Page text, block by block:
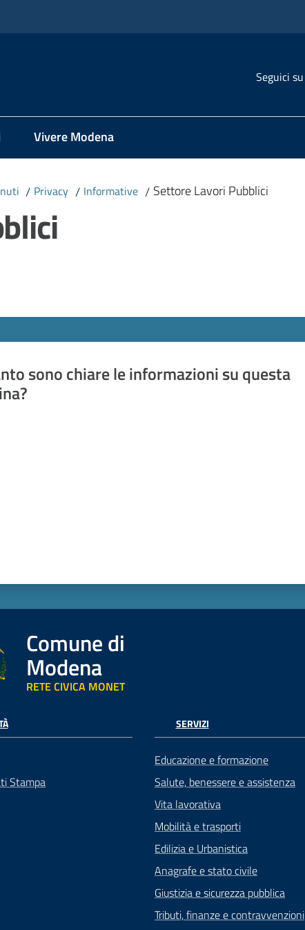
Seguici su
Vivere Modena
/ Privacy / Informative / Settore Lavori Pubblici
sono chiare le informazioni su questa
Comune di
Modena
RETE CIVICA MONET
Stampa
SERVIZI
Educazione e formazione
Salute, benessere e assistenza
Vita lavorativa
Mobilità e trasporti
Edilizia e Urbanistica
Anagrafe e stato civile
Giustizia e sicurezza pubblica
Tributi, finanze e contravvenzioni